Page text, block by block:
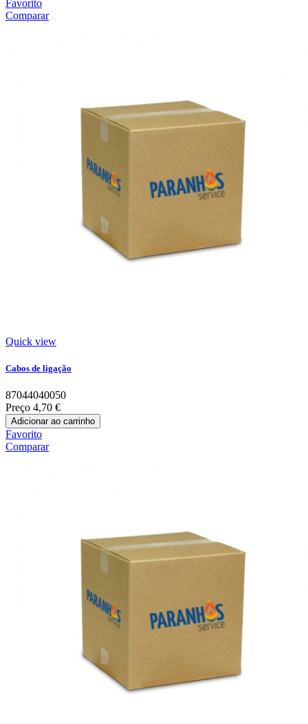
Favorito
Comparar
Quick view
Cabos de ligação
87044040050
Preço 4,70 €
Adicionar ao carrinho
Favorito
Comparar